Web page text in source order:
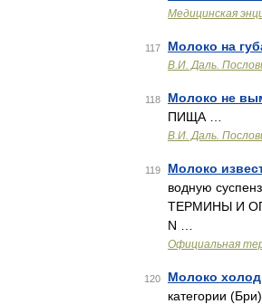
Медицинская
117 Молоко на
В.И. Даль.
118 Молоко не
ПИЩА …
В.И. Даль.
119 Молоко
водную
ТЕРМИНЫ И
N …
Официальная
120 Молоко
категории